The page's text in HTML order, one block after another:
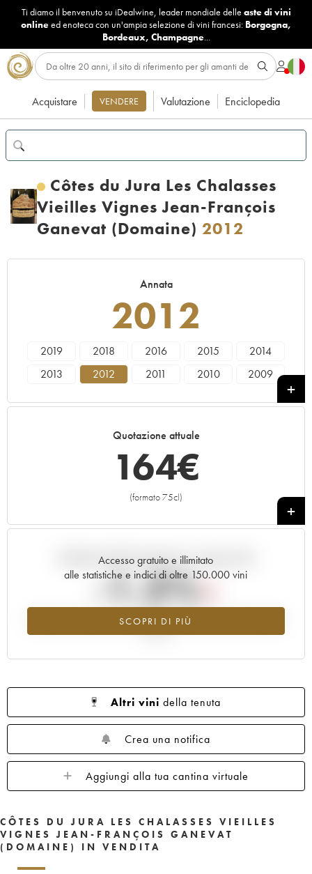
Ti diamo il benvenuto su iDealwine, leader mondiale delle aste di vini
onlineed enoteca con un'ampia selezione di vini francesi: Borgogna,
Bordeaux, Champagne...
Acquistare VENDERE Valutazione Enciclopedia
Côtes du Jura Les Chalasses
Vieilles Vignes Jean-François
Ganevat (Domaine) 2012
Annata
2012
2019 2018 2016 2015
2014
2013
2012 2011 2010
2009
Quotazione attuale
164€
(formato 75cl)
+
Accesso gratuito e illimitato
alle statistiche e indici di oltre 150.000 vini
SCOPRI DI PIÙ
Andamento della quotazione in tempo reale
-1.3%
Tendenza al ribasso per il valore dell'annata 2012 nel 2026 rispetto
Altri vini della tenuta
Crea una notifica
Aggiungi alla tua cantina virtuale
CÔTES DU JURA LES CHALASSES VIEILLES
VIGNES JEAN-FRANÇOIS GANEVAT
(DOMAINE) IN VENDITA